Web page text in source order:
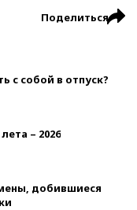
Поделиться
с собой в отпуск?
– 2026
добившиеся